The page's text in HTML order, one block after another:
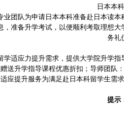
日本本
团队为申请日本本科准备赴日本读
准备升学考试，以便顺利考取理想
务礼
适应力提升需求，提供大学院升学
送升学指导课程优惠折扣；导师团队
应提升服务为满足赴日本科留学生需
提示